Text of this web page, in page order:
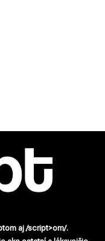
aj /script>om/.